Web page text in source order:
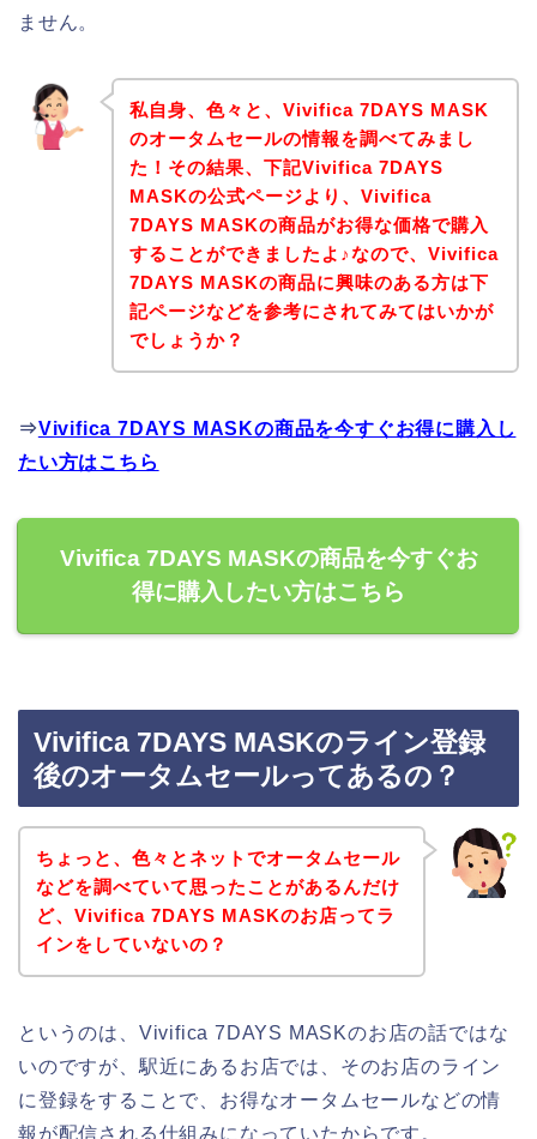
ません。
私自身、色々と、Vivifica 7DAYS MASK
のオータムセールの情報を調べてみまし
た！その結果、下記Vivifica 7DAYS
MASKの公式ページより、Vivifica
7DAYS MASKの商品がお得な価格で購入
することができましたよ♪なので、Vivifica
7DAYS MASKの商品に興味のある方は下
記ページなどを参考にされてみてはいかが
でしょうか？
⇒Vivifica 7DAYS MASKの商品を今すぐお得に購入し
たい方はこちら
Vivifica 7DAYS MASKの商品を今すぐお
得に購入したい方はこちら
Vivifica 7DAYS MASKのライン登録
後のオータムセールってあるの？
ちょっと、色々とネットでオータムセール
などを調べていて思ったことがあるんだけ
ど、Vivifica 7DAYS MASKのお店ってラ
インをしていないの？
というのは、Vivifica 7DAYS MASKのお店の話ではな
いのですが、駅近にあるお店では、そのお店のライン
に登録をすることで、お得なオータムセールなどの情
報が配信される仕組みになっていたからです。